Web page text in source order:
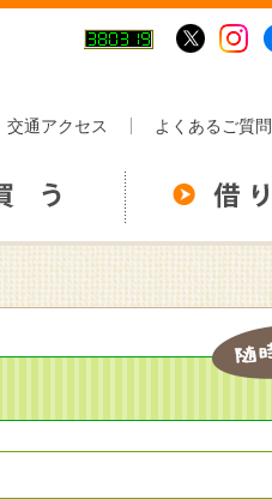
交通アクセス よくあるご質問